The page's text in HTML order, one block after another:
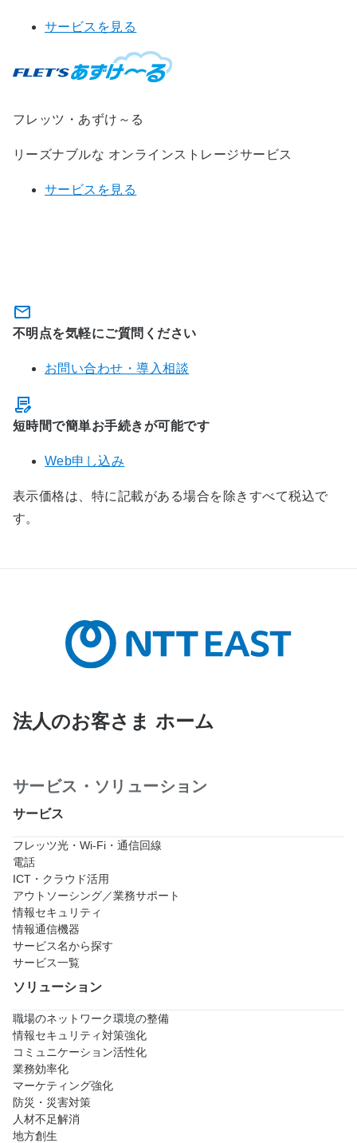
サービスを見る
フレッツ・あずけ～る
リーズナブルな オンラインストレージサービス
サービスを見る
不明点を気軽にご質問ください
お問い合わせ・導入相談
短時間で簡単お手続きが可能です
Web申し込み
表示価格は、特に記載がある場合を除きすべて税込で
す。
法人のお客さま ホーム
サービス・ソリューション
サービス
フレッツ光・Wi-Fi・通信回線
電話
ICT・クラウド活用
アウトソーシング／業務サポート
情報セキュリティ
情報通信機器
サービス名から探す
サービス一覧
ソリューション
職場のネットワーク環境の整備
情報セキュリティ対策強化
コミュニケーション活性化
業務効率化
マーケティング強化
防災・災害対策
人材不足解消
地方創生